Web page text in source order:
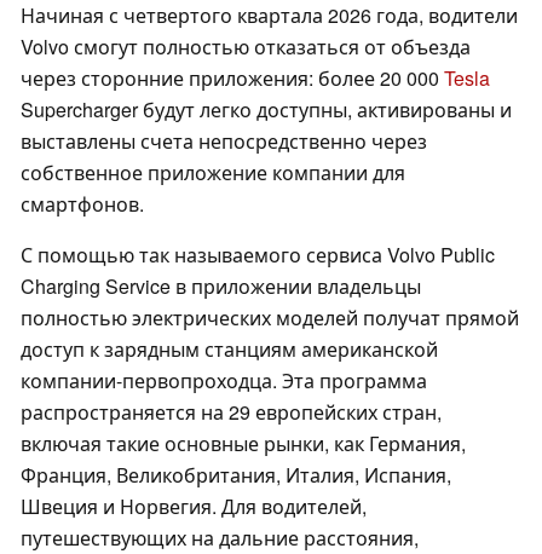
Начиная с четвертого квартала 2026 года, водители
Volvo смогут полностью отказаться от объезда
через сторонние приложения: более 20 000 Tesla
Supercharger будут легко доступны, активированы и
выставлены счета непосредственно через
собственное приложение компании для
смартфонов.
С помощью так называемого сервиса Volvo Public
Charging Service в приложении владельцы
полностью электрических моделей получат прямой
доступ к зарядным станциям американской
компании-первопроходца. Эта программа
распространяется на 29 европейских стран,
включая такие основные рынки, как Германия,
Франция, Великобритания, Италия, Испания,
Швеция и Норвегия. Для водителей,
путешествующих на дальние расстояния,